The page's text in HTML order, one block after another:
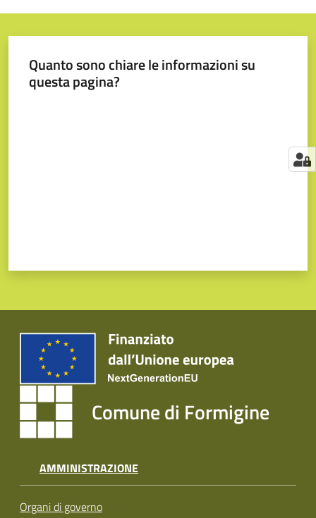
Quanto sono chiare le informazioni su
questa pagina?
Comune di Formigine
AMMINISTRAZIONE
Organi di governo